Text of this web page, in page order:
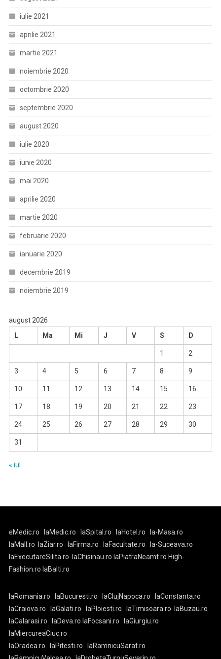
iulie 2021
aprilie 2021
martie 2021
noiembrie 2020
octombrie 2020
septembrie 2020
august 2020
iulie 2020
iunie 2020
mai 2020
aprilie 2020
martie 2020
februarie 2020
ianuarie 2020
decembrie 2019
noiembrie 2019
august 2026
L
Ma Mi J V S D
1 2
3 4 5 6 7 8 9
10 11 12 13 14 15 16
17 18 19 20 21 22 23
24 25 26 27 28 29 30
31
« iul.
eMedic.ro laMedic.ro laSpital.ro laHotel.ro
la-Masa.ro
laMall.ro
laZiar.ro laFirma.ro laFacultate.ro
la-Suceava.ro
laExecutareSilita.ro
laChisinau.ro laPiatraNeamt.ro High-
Fashion.ro laBalti.ro
laRomania.ro laBucuresti.ro laClujNapoca.ro
laConstanta.ro
laCraiova.ro
laGalati.ro laPloiesti.ro laTimisoara.ro
laBuzau.ro
laCalarasi.ro
laDeva.ro laFocsani.ro
laGiurgiu.ro
laMiercureaCiuc.ro
laOradea.ro
laPitesti.ro
laRamnicuSarat.ro